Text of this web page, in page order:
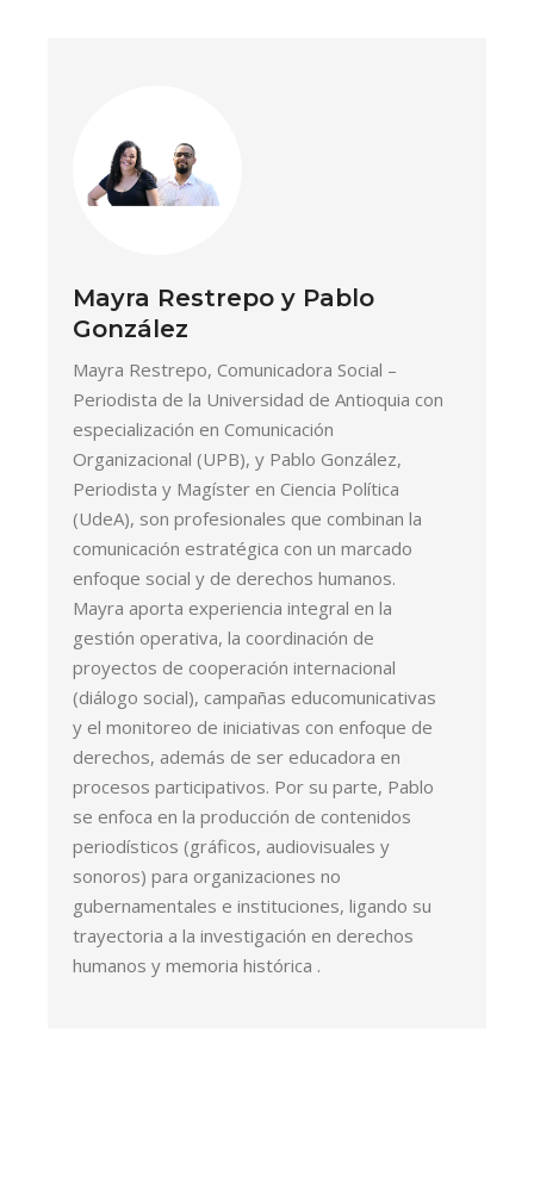
Mayra Restrepo y Pablo
González
Mayra Restrepo, Comunicadora Social –
Periodista de la Universidad de Antioquia con
especialización en Comunicación
Organizacional (UPB), y Pablo González,
Periodista y Magíster en Ciencia Política
(UdeA), son profesionales que combinan la
comunicación estratégica con un marcado
enfoque social y de derechos humanos.
Mayra aporta experiencia integral en la
gestión operativa, la coordinación de
proyectos de cooperación internacional
(diálogo social), campañas educomunicativas
y el monitoreo de iniciativas con enfoque de
derechos, además de ser educadora en
procesos participativos. Por su parte, Pablo
se enfoca en la producción de contenidos
periodísticos (gráficos, audiovisuales y
sonoros) para organizaciones no
gubernamentales e instituciones, ligando su
trayectoria a la investigación en derechos
humanos y memoria histórica .